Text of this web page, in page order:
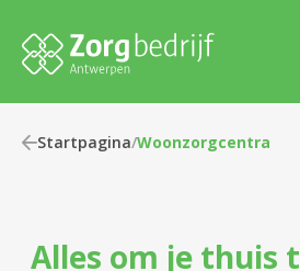
Startpagina/Woonzorgcentra
Alles om je thuis